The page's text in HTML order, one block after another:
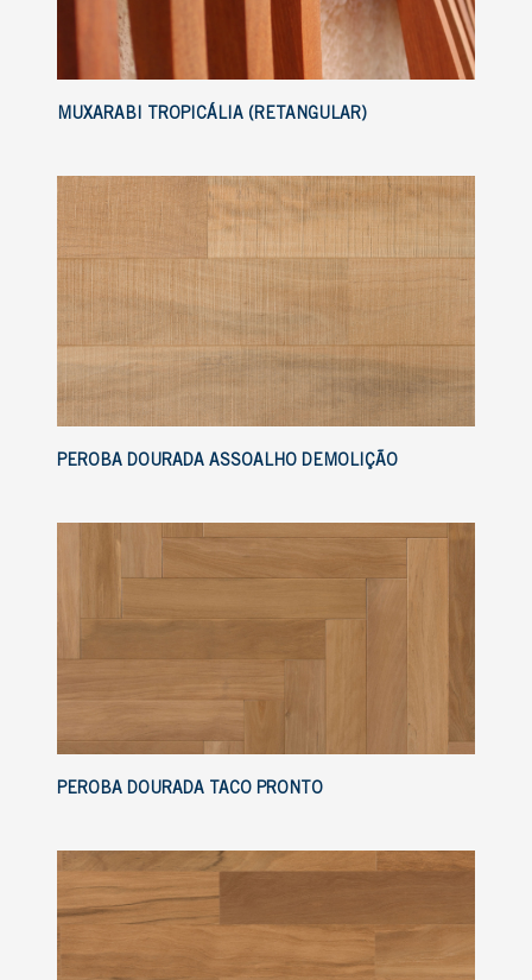
MUXARABI TROPICÁLIA (RETANGULAR)
PEROBA DOURADA ASSOALHO DEMOLIÇÃO
PEROBA DOURADA TACO PRONTO